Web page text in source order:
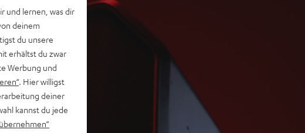
und lernen, was dir
deinem
du unsere
erhältst du zwar
Werbung und
. Hier willigst
deiner
kannst du jede
übernehmen“